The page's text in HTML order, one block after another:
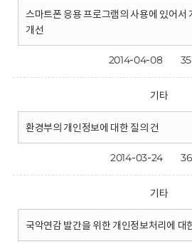
스마트폰 응용 프로그램의 사용에 있어서
개선
2014-04-08
기타
환경부의 개인정보에 대한 질의 건
2014-03-24
기타
국악연감 발간을 위한 개인정보처리에 대